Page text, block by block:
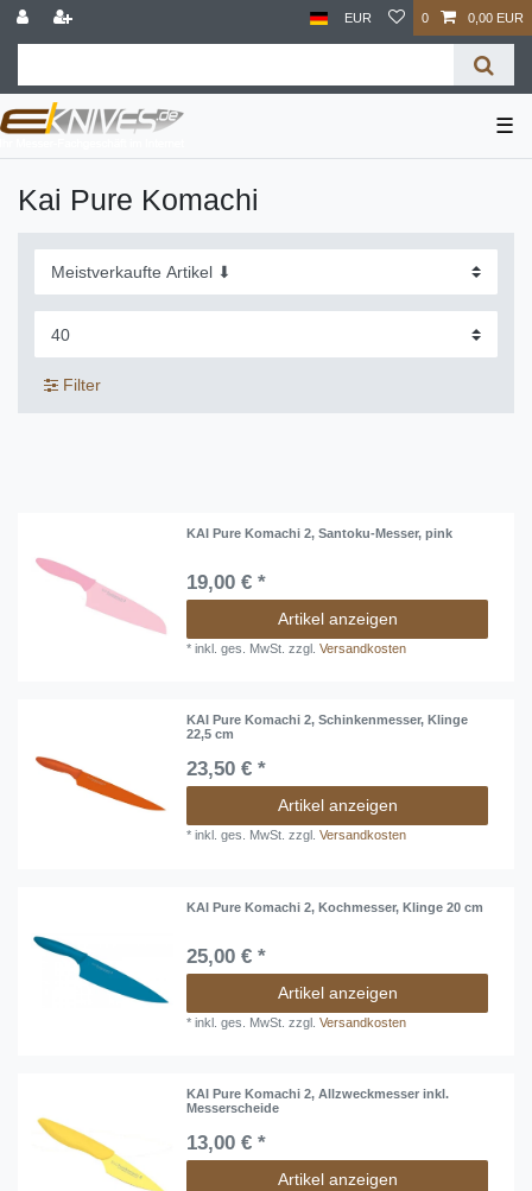
EUR 0 0,00 EUR
☰
Kai Pure Komachi
Filter
KAI Pure Komachi 2, Santoku-Messer, pink
19,00 € *
Artikel anzeigen
*inkl. ges. MwSt. zzgl.Versandkosten
KAI Pure Komachi 2, Schinkenmesser, Klinge
22,5 cm
23,50 € *
Artikel anzeigen
*inkl. ges. MwSt. zzgl.Versandkosten
KAI Pure Komachi 2, Kochmesser, Klinge 20 cm
25,00 € *
Artikel anzeigen
*inkl. ges. MwSt. zzgl.Versandkosten
KAI Pure Komachi 2, Allzweckmesser inkl.
Messerscheide
13,00 € *
Artikel anzeigen